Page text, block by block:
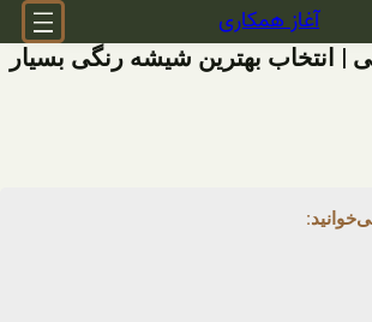
آغاز همکاری
انتخاب بهترین شیشه رنگی بسیار